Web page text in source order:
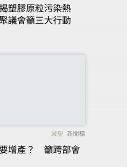
塑膠原粒污染熱
議會籲三大行動
減塑 新聞稿
增產？ 籲跨部會